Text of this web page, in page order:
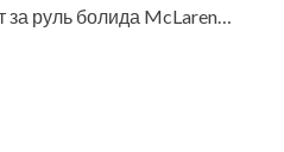
за руль болида McLaren…